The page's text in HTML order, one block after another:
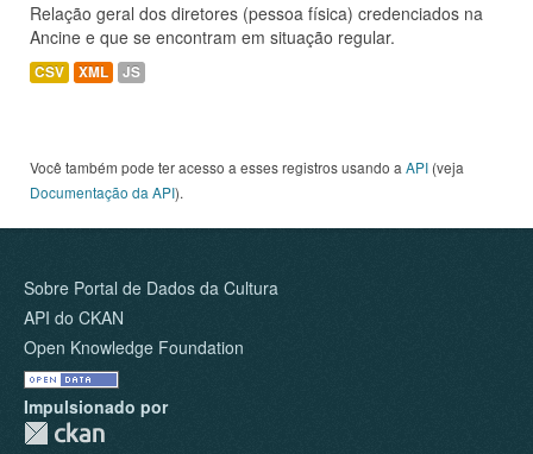
Relação geral dos diretores (pessoa física) credenciados na
Ancine e que se encontram em situação regular.
CSV XML JS
Você também pode ter acesso a esses registros usando a API (veja
Documentação da API).
Sobre Portal de Dados da Cultura
API do CKAN
Open Knowledge Foundation
Impulsionado por